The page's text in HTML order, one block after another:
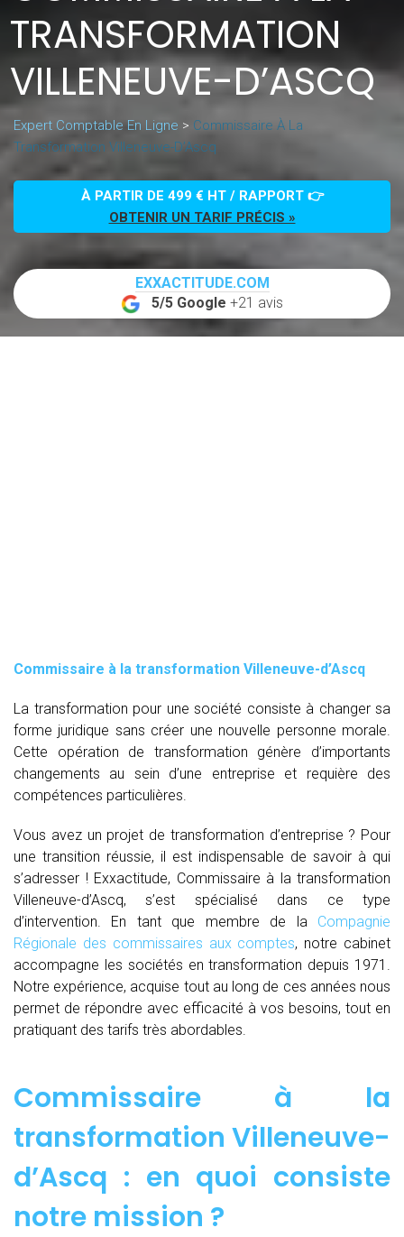
TRANSFORMATION
VILLENEUVE-D’ASCQ
Expert Comptable En Ligne > Commissaire À La
Transformation Villeneuve-D’Ascq
À PARTIR DE 499 € HT / RAPPORT 👉
OBTENIR UN TARIF PRÉCIS »
EXXACTITUDE.COM
5/5 Google +21 avis
Commissaire à la transformation Villeneuve-d’Ascq
La transformation pour une société consiste à changer sa
forme juridique sans créer une nouvelle personne morale.
Cette opération de transformation génère d’importants
changements au sein d’une entreprise et requière des
compétences particulières.
Vous avez un projet de transformation d’entreprise ? Pour
une transition réussie, il est indispensable de savoir à qui
s’adresser ! Exxactitude, Commissaire à la transformation
Villeneuve-d’Ascq, s’est spécialisé dans ce type
d’intervention. En tant que membre de la Compagnie
Régionale des commissaires aux comptes, notre cabinet
accompagne les sociétés en transformation depuis 1971.
Notre expérience, acquise tout au long de ces années nous
permet de répondre avec efficacité à vos besoins, tout en
pratiquant des tarifs très abordables.
Commissaire à la
transformation Villeneuve-
d’Ascq : en quoi consiste
notre mission ?